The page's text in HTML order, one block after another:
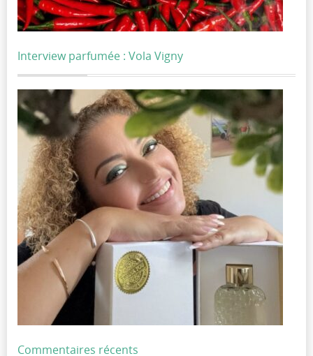
Interview parfumée : Vola Vigny
Commentaires récents